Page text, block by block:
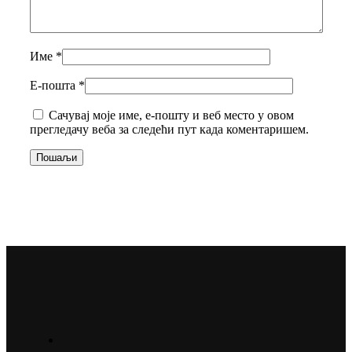
Име *
Е-пошта *
Сачувај моје име, е-пошту и веб место у овом
прегледачу веба за следећи пут када коментаришем.